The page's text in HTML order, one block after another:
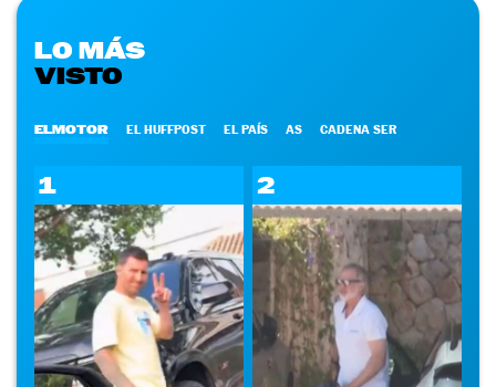
LO MÁS
VISTO
ELMOTOR EL HUFFPOST EL PAÍS AS CADENA SER
1 2